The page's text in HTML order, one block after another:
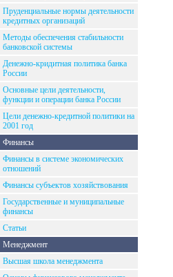
Пруденциальные нормы деятельности
кредитных организаций
Методы обеспечения стабильности
банковской системы
Денежно-кридитная политика банка
России
Основные цели деятельности,
функции и операции банка России
Цели денежно-кредитной политики на
2001 год
Финансы
Финансы в системе экономических
отношений
Финансы субъектов хозяйствования
Государственные и муниципальные
финансы
Статьи
Менеджмент
Высшая школа менеджмента